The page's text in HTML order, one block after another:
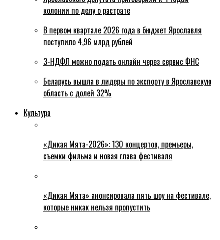
колонии по делу о растрате
В первом квартале 2026 года в бюджет Ярославля
поступило 4,96 млрд рублей
3-НДФЛ можно подать онлайн через сервис ФНС
Беларусь вышла в лидеры по экспорту в Ярославскую
область с долей 32%
Культура
«Дикая Мята-2026»: 130 концертов, премьеры,
съемки фильма и новая глава фестиваля
«Дикая Мята» анонсировала пять шоу на фестивале,
которые никак нельзя пропустить